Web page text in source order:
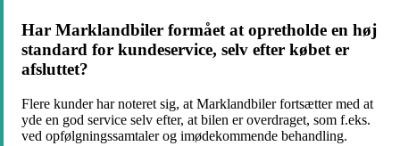
Har Marklandbiler formået at opretholde en høj
standard for kundeservice, selv efter købet er
afsluttet?
Flere kunder har noteret sig, at Marklandbiler fortsætter med at
yde en god service selv efter, at bilen er overdraget, som f.eks.
ved opfølgningssamtaler og imødekommende behandling.